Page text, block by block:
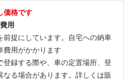
価格です
用
提にしています。自宅への納車
費用がかかります
録する際や、車の定置場所、登
る場合があります。詳しくは販